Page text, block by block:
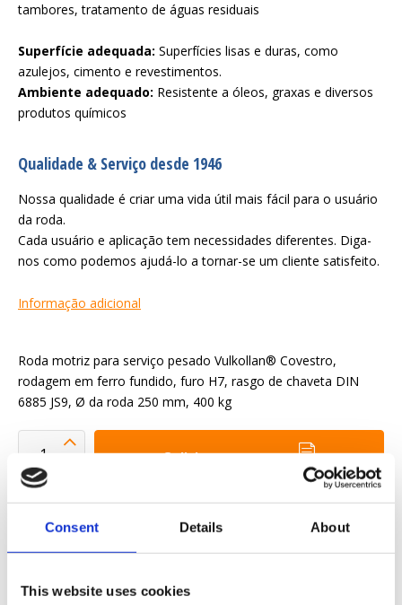
Consent Details About
This website uses cookies
tambores, tratamento de águas residuais
Superfície adequada: Superfícies lisas e duras, como
azulejos, cimento e revestimentos.
Ambiente adequado: Resistente a óleos, graxas e diversos
produtos químicos
Qualidade & Serviço desde 1946
Nossa qualidade é criar uma vida útil mais fácil para o usuário
da roda.
Cada usuário e aplicação tem necessidades diferentes. Diga-
nos como podemos ajudá-lo a tornar-se um cliente satisfeito.
Informação adicional
Roda motriz para serviço pesado Vulkollan® Covestro,
rodagem em ferro fundido, furo H7, rasgo de chaveta DIN
6885 JS9, Ø da roda 250 mm, 400 kg
Solicitar orçamento
Queremos tornar a sua vida profissional mais fácil
Entrega rápida
Modelos CAD 3D